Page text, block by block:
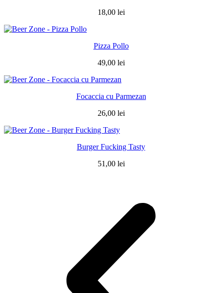
18,00 lei
Pizza Pollo
49,00 lei
Focaccia cu Parmezan
26,00 lei
Burger Fucking Tasty
51,00 lei